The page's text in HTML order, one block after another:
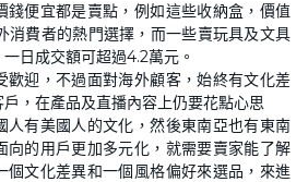
錢便宜都是賣點，例如這些收納盒，價值
消費者的熱門選擇，而一些賣玩具及文具
日成交額可超過4.2萬元。
歡迎，不過面對海外顧客，始終有文化差
，在產品及直播內容上仍要花點心思
人有美國人的文化，然後東南亞也有東南
向的用戶更加多元化，就需要賣家能了解
個文化差異和一個風格偏好來選品，來進